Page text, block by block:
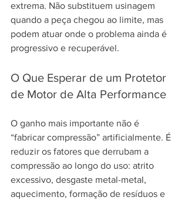
extrema. Não substituem usinagem
quando a peça chegou ao limite, mas
podem atuar onde o problema ainda é
progressivo e recuperável.
O Que Esperar de um Protetor
de Motor de Alta Performance
O ganho mais importante não é
“fabricar compressão” artificialmente. É
reduzir os fatores que derrubam a
compressão ao longo do uso: atrito
excessivo, desgaste metal-metal,
aquecimento, formação de resíduos e